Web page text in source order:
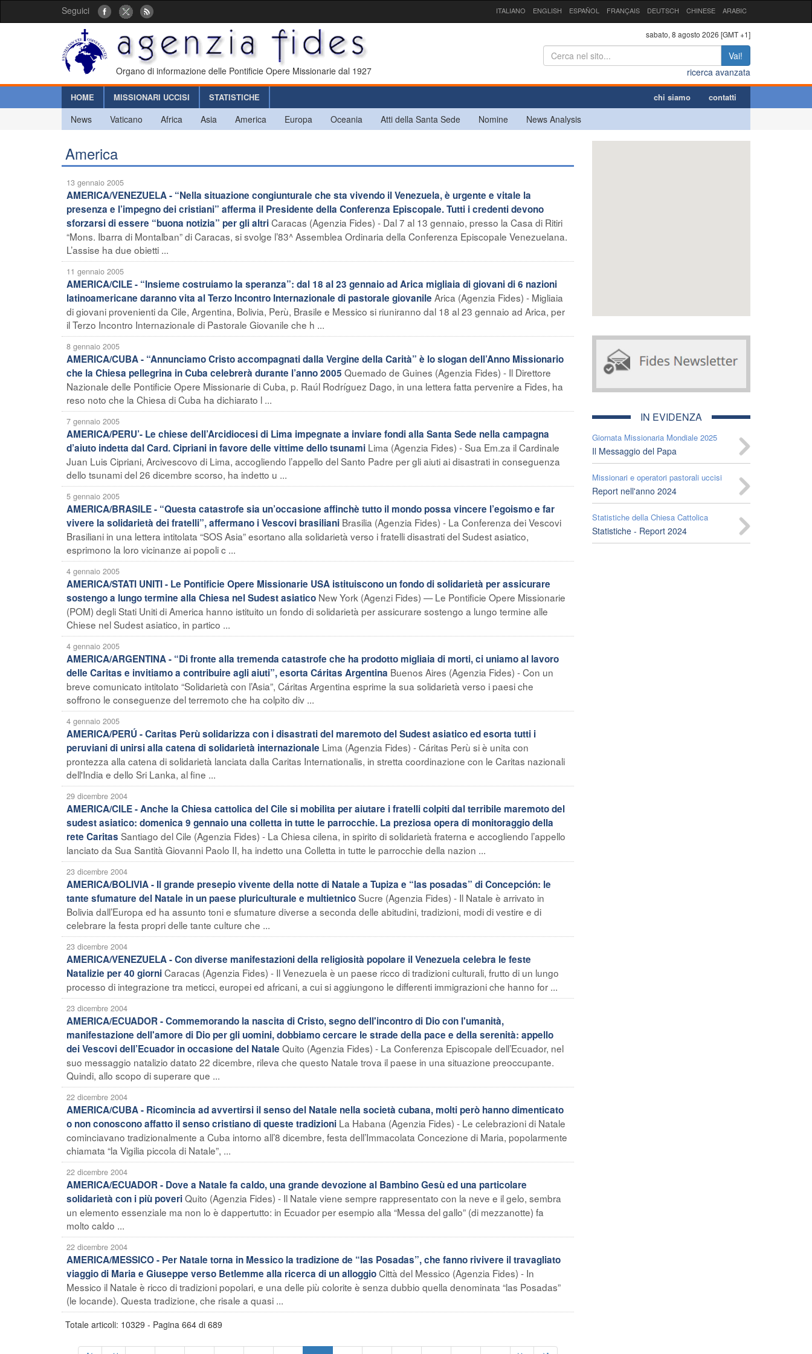
Seguici ITALIANO ENGLISH ESPAÑOL FRANÇAIS DEUTSCH CHINESE ARABIC
Organo di informazione delle Pontificie Opere Missionarie dal 1927
sabato, 8 agosto 2026 [GMT +1]
Vai!
ricerca avanzata
HOME MISSIONARI UCCISI STATISTICHE chi siamo contatti
News Vaticano Africa Asia America Europa Oceania Atti della Santa Sede Nomine News Analysis
America
13 gennaio 2005
AMERICA/VENEZUELA - “Nella situazione congiunturale che sta vivendo il Venezuela, è urgente e vitale la
presenza e l’impegno dei cristiani” afferma il Presidente della Conferenza Episcopale. Tutti i credenti devono
sforzarsi di essere “buona notizia” per gli altriCaracas (Agenzia Fides) - Dal 7 al 13 gennaio, presso la Casa di Ritiri
“Mons. Ibarra di Montalban” di Caracas, si svolge l’83^ Assemblea Ordinaria della Conferenza Episcopale Venezuelana.
L’assise ha due obietti ...
11 gennaio 2005
AMERICA/CILE - “Insieme costruiamo la speranza”: dal 18 al 23 gennaio ad Arica migliaia di giovani di 6 nazioni
latinoamericane daranno vita al Terzo Incontro Internazionale di pastorale giovanile Arica (Agenzia Fides) - Migliaia
di giovani provenienti da Cile, Argentina, Bolivia, Perù, Brasile e Messico si riuniranno dal 18 al 23 gennaio ad Arica, per
il Terzo Incontro Internazionale di Pastorale Giovanile che h ...
8 gennaio 2005
AMERICA/CUBA - “Annunciamo Cristo accompagnati dalla Vergine della Carità” è lo slogan dell’Anno Missionario
che la Chiesa pellegrina in Cuba celebrerà durante l’anno 2005 Quemado de Guines (Agenzia Fides) - Il Direttore
Nazionale delle Pontificie Opere Missionarie di Cuba, p. Raúl Rodríguez Dago, in una lettera fatta pervenire a Fides, ha
reso noto che la Chiesa di Cuba ha dichiarato l ...
7 gennaio 2005
AMERICA/PERU’- Le chiese dell’Arcidiocesi di Lima impegnate a inviare fondi alla Santa Sede nella campagna
d’aiuto indetta dal Card. Cipriani in favore delle vittime dello tsunami Lima (Agenzia Fides) - Sua Em.za il Cardinale
Juan Luis Cipriani, Arcivescovo di Lima, accogliendo l’appello del Santo Padre per gli aiuti ai disastrati in conseguenza
dello tsunami del 26 dicembre scorso, ha indetto u ...
5 gennaio 2005
AMERICA/BRASILE - “Questa catastrofe sia un’occasione affinchè tutto il mondo possa vincere l’egoismo e far
vivere la solidarietà dei fratelli”, affermano i Vescovi brasiliani Brasilia (Agenzia Fides) - La Conferenza dei Vescovi
Brasiliani in una lettera intitolata “SOS Asia” esortano alla solidarietà verso i fratelli disastrati del Sudest asiatico,
esprimono la loro vicinanze ai popoli c ...
4 gennaio 2005
AMERICA/STATI UNITI - Le Pontificie Opere Missionarie USA istituiscono un fondo di solidarietà per assicurare
sostengo a lungo termine alla Chiesa nel Sudest asiatico New York (Agenzi Fides) — Le Pontificie Opere Missionarie
(POM) degli Stati Uniti di America hanno istituito un fondo di solidarietà per assicurare sostengo a lungo termine alle
Chiese nel Sudest asiatico, in partico ...
4 gennaio 2005
AMERICA/ARGENTINA - “Di fronte alla tremenda catastrofe che ha prodotto migliaia di morti, ci uniamo al lavoro
delle Caritas e invitiamo a contribuire agli aiuti”, esorta Cáritas Argentina Buenos Aires (Agenzia Fides) - Con un
breve comunicato intitolato “Solidarietà con l’Asia”, Cáritas Argentina esprime la sua solidarietà verso i paesi che
soffrono le conseguenze del terremoto che ha colpito div ...
4 gennaio 2005
AMERICA/PERÚ - Caritas Perù solidarizza con i disastrati del maremoto del Sudest asiatico ed esorta tutti i
peruviani di unirsi alla catena di solidarietà internazionale Lima (Agenzia Fides) - Cáritas Perù si è unita con
prontezza alla catena di solidarietà lanciata dalla Caritas Internationalis, in stretta coordinazione con le Caritas nazionali
dell'India e dello Sri Lanka, al fine ...
29 dicembre 2004
AMERICA/CILE - Anche la Chiesa cattolica del Cile si mobilita per aiutare i fratelli colpiti dal terribile maremoto del
sudest asiatico: domenica 9 gennaio una colletta in tutte le parrocchie. La preziosa opera di monitoraggio della
rete Caritas Santiago del Cile (Agenzia Fides) - La Chiesa cilena, in spirito di solidarietà fraterna e accogliendo l’appello
lanciato da Sua Santità Giovanni Paolo II, ha indetto una Colletta in tutte le parrocchie della nazion ...
23 dicembre 2004
AMERICA/BOLIVIA - Il grande presepio vivente della notte di Natale a Tupiza e “las posadas” di Concepción: le
tante sfumature del Natale in un paese pluriculturale e multietnicoSucre (Agenzia Fides) - Il Natale è arrivato in
Bolivia dall’Europa ed ha assunto toni e sfumature diverse a seconda delle abitudini, tradizioni, modi di vestire e di
celebrare la festa propri delle tante culture che ...
23 dicembre 2004
AMERICA/VENEZUELA - Con diverse manifestazioni della religiosità popolare il Venezuela celebra le feste
Natalizie per 40 giorniCaracas (Agenzia Fides) - Il Venezuela è un paese ricco di tradizioni culturali, frutto di un lungo
processo di integrazione tra meticci, europei ed africani, a cui si aggiungono le differenti immigrazioni che hanno for ...
23 dicembre 2004
AMERICA/ECUADOR - Commemorando la nascita di Cristo, segno dell'incontro di Dio con l'umanità,
manifestazione dell'amore di Dio per gli uomini, dobbiamo cercare le strade della pace e della serenità: appello
dei Vescovi dell’Ecuador in occasione del Natale Quito (Agenzia Fides) - La Conferenza Episcopale dell’Ecuador, nel
suo messaggio natalizio datato 22 dicembre, rileva che questo Natale trova il paese in una situazione preoccupante.
Quindi, allo scopo di superare que ...
22 dicembre 2004
AMERICA/CUBA - Ricomincia ad avvertirsi il senso del Natale nella società cubana, molti però hanno dimenticato
o non conoscono affatto il senso cristiano di queste tradizioni La Habana (Agenzia Fides) - Le celebrazioni di Natale
cominciavano tradizionalmente a Cuba intorno all’8 dicembre, festa dell’Immacolata Concezione di Maria, popolarmente
chiamata “la Vigilia piccola di Natale”, ...
22 dicembre 2004
AMERICA/ECUADOR - Dove a Natale fa caldo, una grande devozione al Bambino Gesù ed una particolare
solidarietà con i più poveriQuito (Agenzia Fides) - Il Natale viene sempre rappresentato con la neve e il gelo, sembra
un elemento essenziale ma non lo è dappertutto: in Ecuador per esempio alla “Messa del gallo” (di mezzanotte) fa
molto caldo ...
22 dicembre 2004
AMERICA/MESSICO - Per Natale torna in Messico la tradizione de “las Posadas”, che fanno rivivere il travagliato
viaggio di Maria e Giuseppe verso Betlemme alla ricerca di un alloggioCittà del Messico (Agenzia Fides) - In
Messico il Natale è ricco di tradizioni popolari, e una delle più colorite è senza dubbio quella denominata “las Posadas”
(le locande). Questa tradizione, che risale a quasi ...
Totale articoli: 10329 - Pagina 664 di 689
IN EVIDENZA
Giornata Missionaria Mondiale 2025
Il Messaggio del Papa
Missionari e operatori pastorali uccisi
Report nell'anno 2024
Statistiche della Chiesa Cattolica
Statistiche - Report 2024